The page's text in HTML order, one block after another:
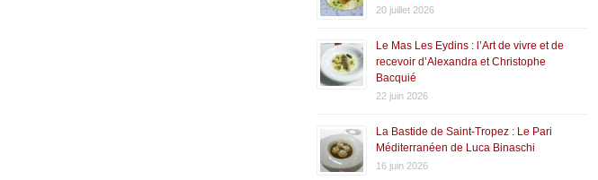
20 juillet 2026
Le Mas Les Eydins : l’Art de vivre et de
recevoir d’Alexandra et Christophe
Bacquié
22 juin 2026
La Bastide de Saint-Tropez : Le Pari
Méditerranéen de Luca Binaschi
16 juin 2026